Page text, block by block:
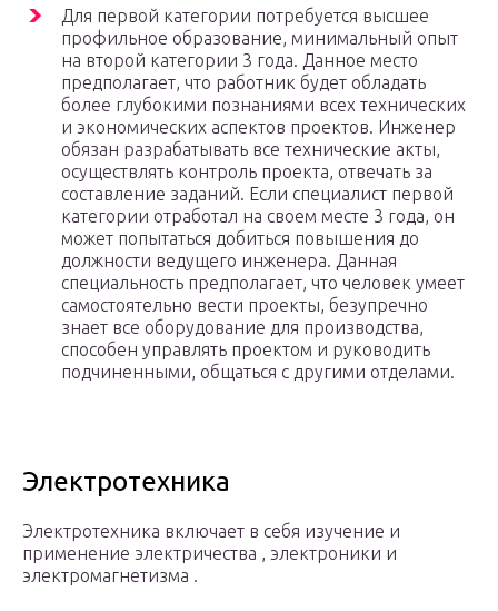
Для первой категории потребуется высшее
профильное образование, минимальный опыт
на второй категории 3 года. Данное место
предполагает, что работник будет обладать
более глубокими познаниями всех технических
и экономических аспектов проектов. Инженер
обязан разрабатывать все технические акты,
осуществлять контроль проекта, отвечать за
составление заданий. Если специалист первой
категории отработал на своем месте 3 года, он
может попытаться добиться повышения до
должности ведущего инженера. Данная
специальность предполагает, что человек умеет
самостоятельно вести проекты, безупречно
знает все оборудование для производства,
способен управлять проектом и руководить
подчиненными, общаться с другими отделами.
Электротехника
Электротехника включает в себя изучение и
применение электричества , электроники и
электромагнетизма .